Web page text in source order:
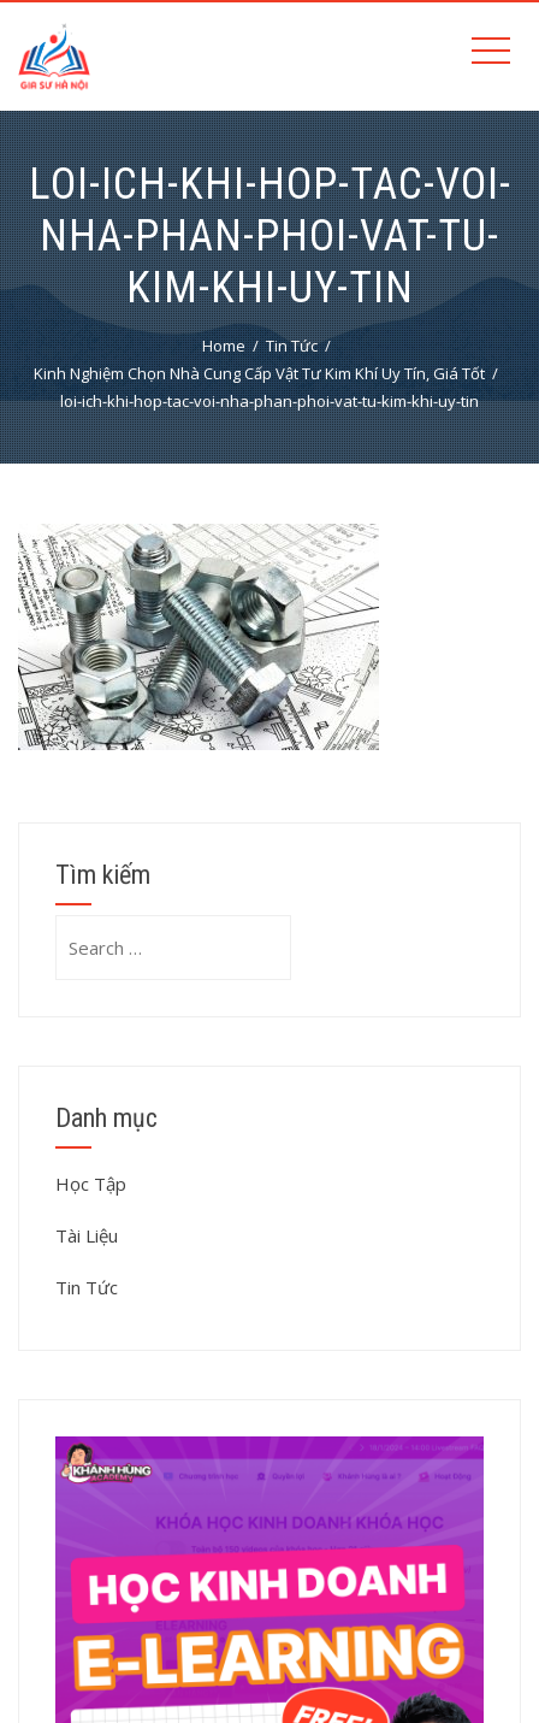
LOI-ICH-KHI-HOP-TAC-VOI-
NHA-PHAN-PHOI-VAT-TU-
KIM-KHI-UY-TIN
Home
Tin Tức
Kinh Nghiệm Chọn Nhà Cung Cấp Vật Tư Kim Khí Uy Tín, Giá Tốt
loi-ich-khi-hop-tac-voi-nha-phan-phoi-vat-tu-kim-khi-uy-tin
Tìm kiếm
Danh mục
Học Tập
Tài Liệu
Tin Tức